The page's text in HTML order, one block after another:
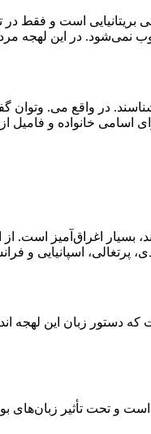
بریتانیایی است و
نمی‌شود. در این لهجه
در واقع می. وتوان
اسامی خانواده و
اغراق‌آمیز است. از
پرتغالی، اسپانیایی و
دستور زبان این لهجه
و تحت تأثیر